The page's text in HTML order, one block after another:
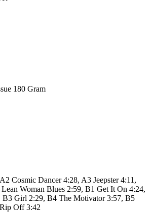
180 Gram
Cosmic Dancer 4:28, A3 Jeepster 4:11,
Woman Blues 2:59, B1 Get It On 4:24,
B3 Girl 2:29, B4 The Motivator 3:57, B5
Off 3:42